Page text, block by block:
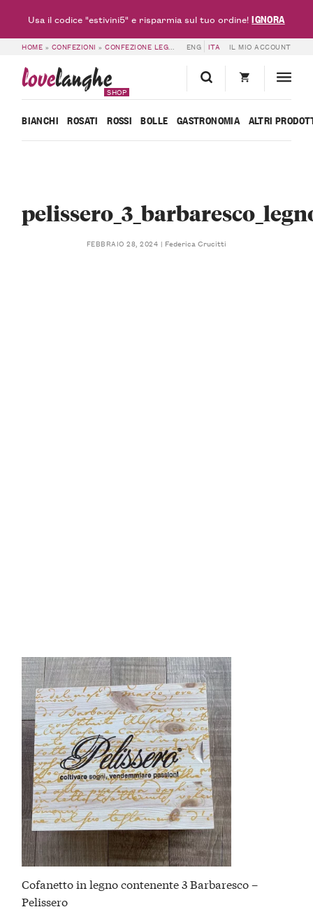
HOME » CONFEZIONI »CONFEZIONE LEGNO 3 BARBARESCO – PELISSERO »
ENG ITA IL MIO ACCOUNT
lovelanghe
SHOP
BIANCHI ROSATI ROSSI BOLLE GASTRONOMIA ALTRI
FEBBRAIO 28, 2024 Federica Crucitti
Cofanetto in legno contenente 3 Barbaresco –
Pelissero
Usa il codice "estivini5" e risparmia sul tuo ordine!IGNORA